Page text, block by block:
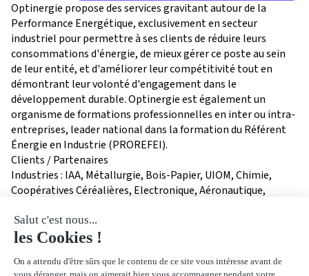
Optinergie propose des services gravitant autour de la
Performance Energétique, exclusivement en secteur
industriel pour permettre à ses clients de réduire leurs
consommations d'énergie, de mieux gérer ce poste au sein
de leur entité, et d'améliorer leur compétitivité tout en
démontrant leur volonté d'engagement dans le
développement durable. Optinergie est également un
organisme de formations professionnelles en inter ou intra-
entreprises, leader national dans la formation du Référent
Énergie en Industrie (PROREFEI).
Clients / Partenaires
Industries : IAA, Métallurgie, Bois-Papier, UIOM, Chimie,
Coopératives Céréalières, Electronique, Aéronautique,
notrelocalisation